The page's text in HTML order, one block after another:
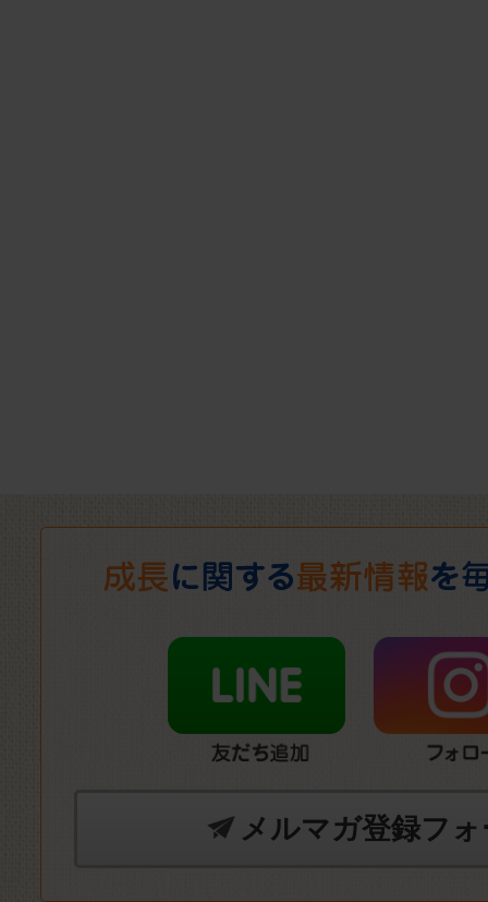
メルマガ登録フ